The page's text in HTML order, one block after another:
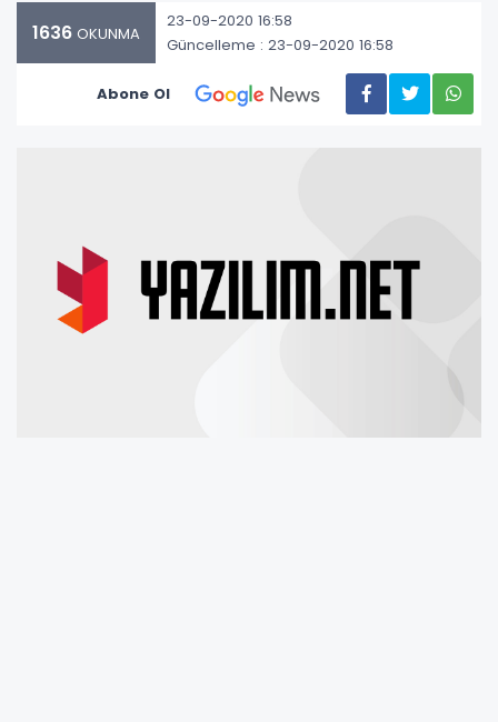
1636 OKUNMA
23-09-2020 16:58
Güncelleme : 23-09-2020 16:58
Abone Ol